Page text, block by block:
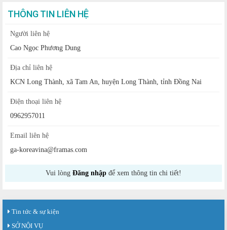
THÔNG TIN LIÊN HỆ
Người liên hệ
Cao Ngọc Phương Dung
Địa chỉ liên hệ
KCN Long Thành, xã Tam An, huyện Long Thành, tỉnh Đồng Nai
Điện thoại liên hệ
0962957011
Email liên hệ
ga-koreavina@framas.com
Vui lòng Đăng nhập để xem thông tin chi tiết!
Tin tức & sự kiện
SỞ NỘI VỤ